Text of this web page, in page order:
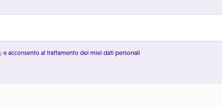
e acconsento al trattamento dei miei dati personali